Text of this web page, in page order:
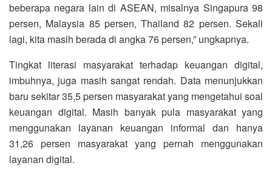
beberapa negara lain di ASEAN, misalnya Singapura 98
persen, Malaysia 85 persen, Thailand 82 persen. Sekali
lagi, kita masih berada di angka 76 persen,” ungkapnya.
Tingkat literasi masyarakat terhadap keuangan digital,
imbuhnya, juga masih sangat rendah. Data menunjukkan
baru sekitar 35,5 persen masyarakat yang mengetahui soal
keuangan digital. Masih banyak pula masyarakat yang
menggunakan layanan keuangan informal dan hanya
31,26 persen masyarakat yang pernah menggunakan
layanan digital.